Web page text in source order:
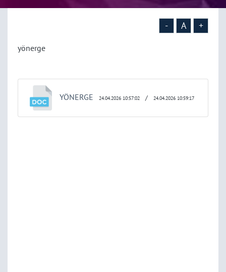
- A +
yönerge
YÖNERGE 24.04.2026 10:57:02 / 24.04.2026 10:59:17